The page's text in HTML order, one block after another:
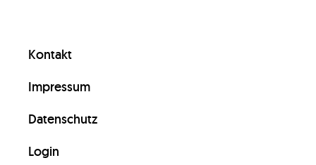
Kontakt
Impressum
Datenschutz
Login